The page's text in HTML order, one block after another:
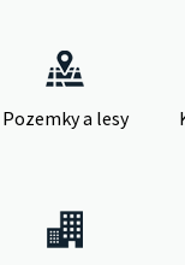
Pozemky a lesy